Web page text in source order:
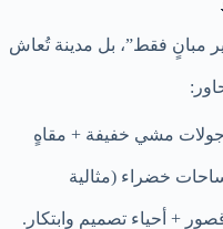
مبانٍ فقط”، بل مدينة تُعاش
مشي خفيفة + مقاهٍ
خضراء (مثالية
+ أحياء تصميم وابتكار.